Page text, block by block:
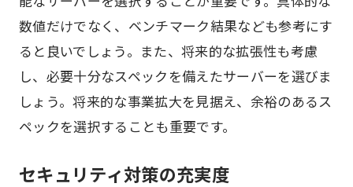
数値だけでなく、ベンチマーク結果なども参考にす
ると良いでしょう。また、将来的な拡張性も考慮
し、必要十分なスペックを備えたサーバーを選びま
しょう。将来的な事業拡大を見据え、余裕のあるス
ペックを選択することも重要です。
セキュリティ対策の充実度